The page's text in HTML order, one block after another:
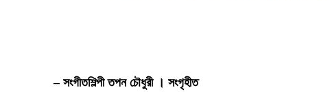
– সংগীতশিল্পী তপন চৌধুরী । সংগৃহীত